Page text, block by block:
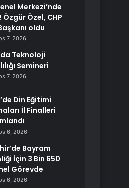
Merkezi’nde
Özgür Özel, CHP
oldu
7, 2026
Teknoloji
Semineri
7, 2026
Din Eğitimi
İl Finalleri
6, 2026
Bayram
İçin 3 Bin 650
Görevde
6, 2026